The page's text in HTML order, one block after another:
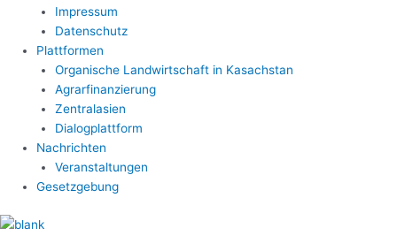
Impressum
Datenschutz
Plattformen
Organische Landwirtschaft in Kasachstan
Agrarfinanzierung
Zentralasien
Dialogplattform
Nachrichten
Veranstaltungen
Gesetzgebung